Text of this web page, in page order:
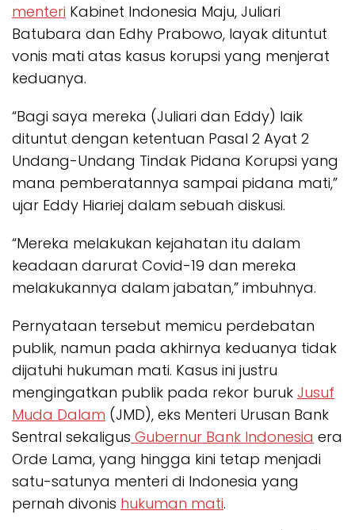
menteri Kabinet Indonesia Maju, Juliari
Batubara dan Edhy Prabowo, layak dituntut
vonis mati atas kasus korupsi yang menjerat
keduanya.
“Bagi saya mereka (Juliari dan Eddy) laik
dituntut dengan ketentuan Pasal 2 Ayat 2
Undang-Undang Tindak Pidana Korupsi yang
mana pemberatannya sampai pidana mati,”
ujar Eddy Hiariej dalam sebuah diskusi.
“Mereka melakukan kejahatan itu dalam
keadaan darurat Covid-19 dan mereka
melakukannya dalam jabatan,” imbuhnya.
Pernyataan tersebut memicu perdebatan
publik, namun pada akhirnya keduanya tidak
dijatuhi hukuman mati. Kasus ini justru
mengingatkan publik pada rekor buruk Jusuf
Muda Dalam (JMD), eks Menteri Urusan Bank
Sentral sekaligus Gubernur Bank Indonesia era
Orde Lama, yang hingga kini tetap menjadi
satu-satunya menteri di Indonesia yang
pernah divonis hukuman mati.